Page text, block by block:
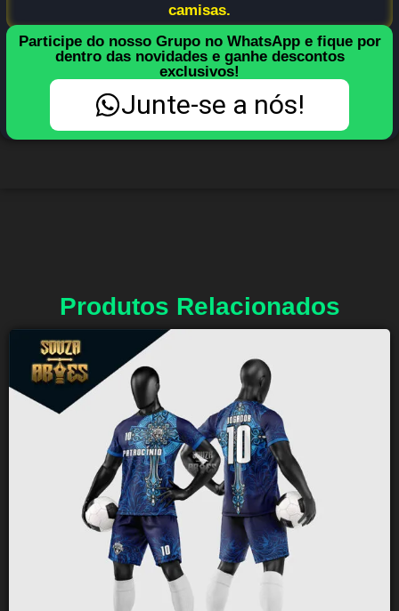
camisas.
Participe do nosso Grupo no WhatsApp e fique por
dentro das novidades e ganhe descontos
exclusivos!
Junte-se a nós!
Produtos Relacionados